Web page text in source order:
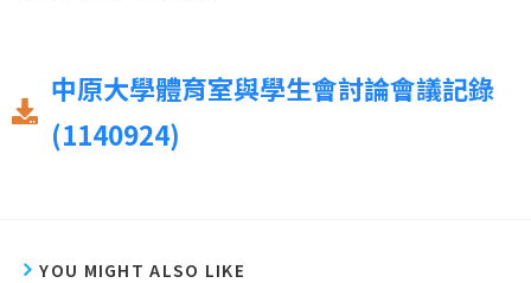
中原大學體育室與學生會討論會議記錄
(1140924)
YOU MIGHT ALSO LIKE